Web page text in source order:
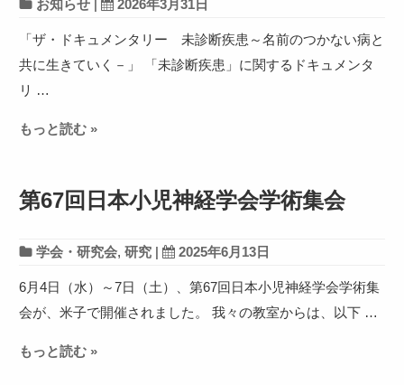
お知らせ | 2026年3月31日
「ザ・ドキュメンタリー 未診断疾患～名前のつかない病と
共に生きていく－」 「未診断疾患」に関するドキュメンタ
リ …
もっと読む »
第67回日本小児神経学会学術集会
学会・研究会,研究 | 2025年6月13日
6月4日（水）～7日（土）、第67回日本小児神経学会学術集
会が、米子で開催されました。 我々の教室からは、以下 …
もっと読む »